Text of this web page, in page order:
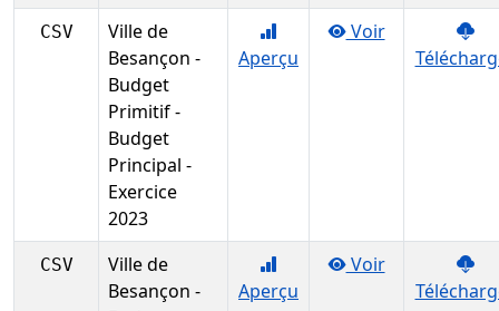
CSV
Ville de
Besançon -
Budget
Primitif -
Budget
Principal -
Exercice
2023
Aperçu
Voir
CSV
Ville de
Besançon -
Aperçu
Voir